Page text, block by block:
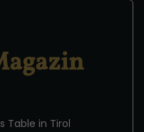
Table in Tirol